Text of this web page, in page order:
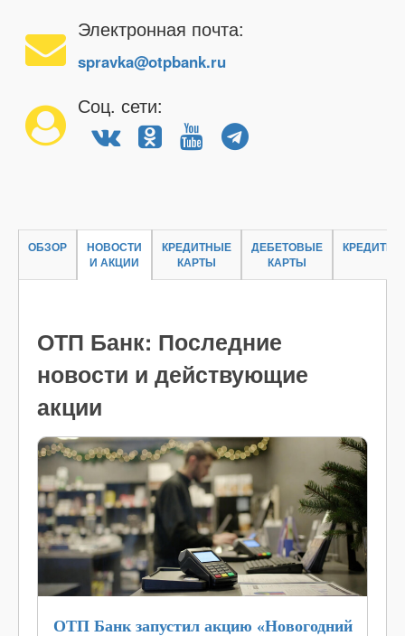
Электронная почта:
spravka@otpbank.ru
Соц. сети:
ОБЗОР
НОВОСТИ
И АКЦИИ
КРЕДИТНЫЕ
КАРТЫ
ДЕБЕТОВЫЕ
КАРТЫ
КРЕДИТЫ
ОТП Банк: Последние
новости и действующие
акции
ОТП Банк запустил акцию «Новогодний